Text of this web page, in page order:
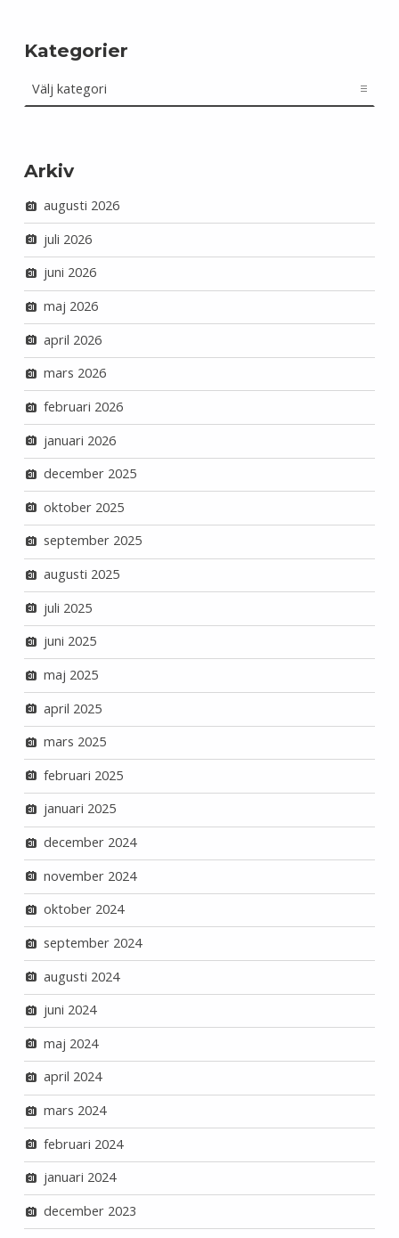
Kategorier
Arkiv
augusti 2026
juli 2026
juni 2026
maj 2026
april 2026
mars 2026
februari 2026
januari 2026
december 2025
oktober 2025
september 2025
augusti 2025
juli 2025
juni 2025
maj 2025
april 2025
mars 2025
februari 2025
januari 2025
december 2024
november 2024
oktober 2024
september 2024
augusti 2024
juni 2024
maj 2024
april 2024
mars 2024
februari 2024
januari 2024
december 2023